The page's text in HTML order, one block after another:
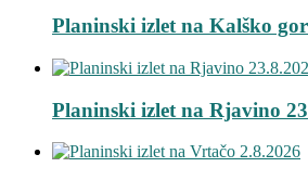
Planinski izlet na Kalško
Planinski izlet na Rjavino